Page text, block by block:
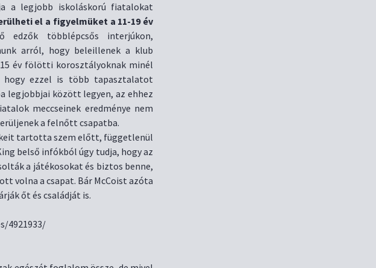
a legjobb iskoláskorú fiatalokat
el a figyelmüket a 11-19 év
edzők többlépcsős interjúkon,
arról, hogy beleillenek a klub
év fölötti korosztályoknak minél
hogy ezzel is több tapasztalatot
legjobbjai között legyen, az ehhez
meccseinek eredménye nem
a felnőtt csapatba.
tartotta szem előtt, függetlenül
belső infókból úgy tudja, hogy az
a játékosokat és biztos benne,
volna a csapat. Bár McCoist azóta
őt és családját is.